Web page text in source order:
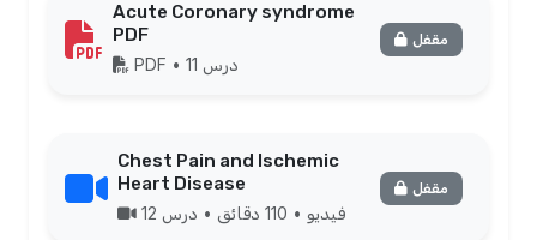
Acute Coronary syndrome
PDF
PDF • درس 11
مقفل
Chest Pain and Ischemic
Heart Disease
فيديو • 110 دقائق • درس 12
مقفل